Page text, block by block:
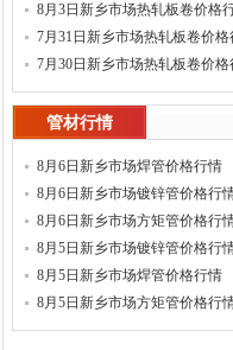
8月3日新乡市场热轧板卷价格
7月31日新乡市场热轧板卷价格
7月30日新乡市场热轧板卷价格
管材行情
8月6日新乡市场焊管价格行情
8月6日新乡市场镀锌管价格行
8月6日新乡市场方矩管价格行
8月5日新乡市场镀锌管价格行
8月5日新乡市场焊管价格行情
8月5日新乡市场方矩管价格行